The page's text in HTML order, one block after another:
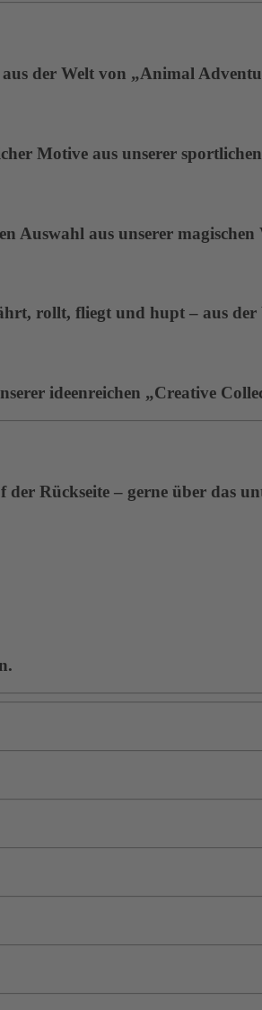
der Welt von „Animal
Motive aus unserer
Auswahl aus unserer
rollt, fliegt und hupt – aus der
ideenreichen „Creative
Rückseite – gerne über das